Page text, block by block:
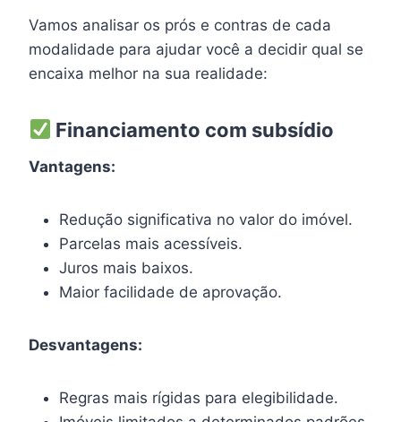
Vamos analisar os prós e contras de cada
modalidade para ajudar você a decidir qual se
encaixa melhor na sua realidade:
Financiamento com subsídio
Vantagens:
Redução significativa no valor do imóvel.
Parcelas mais acessíveis.
Juros mais baixos.
Maior facilidade de aprovação.
Desvantagens:
Regras mais rígidas para elegibilidade.